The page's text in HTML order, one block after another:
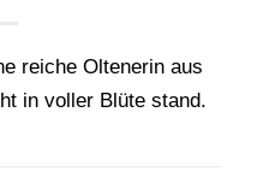
reiche Oltenerin aus
in voller Blüte stand.